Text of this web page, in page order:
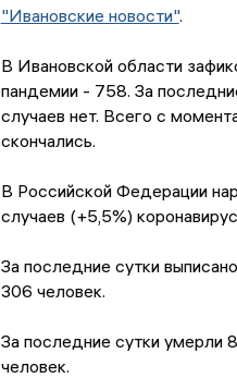
"Ивановские новости".
В Ивановской области
пандемии - 758. За
случаев нет. Всего с
скончались.
В Российской Федерации
случаев (+5,5%)
За последние сутки
306 человек.
За последние сутки умерли
человек.